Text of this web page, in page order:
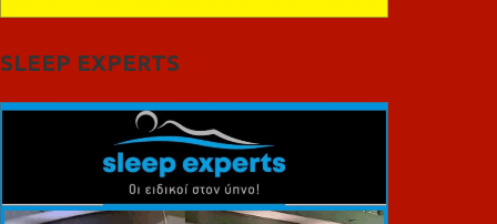
SLEEP EXPERTS